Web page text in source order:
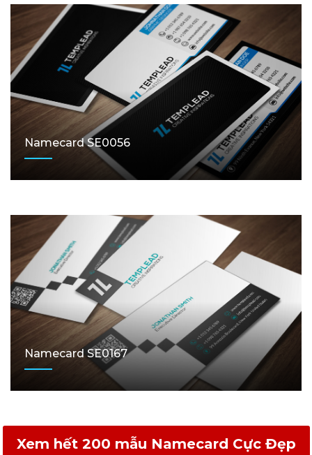
Namecard SE0056
Namecard SE0167
Xem hết 200 mẫu Namecard Cực Đẹp